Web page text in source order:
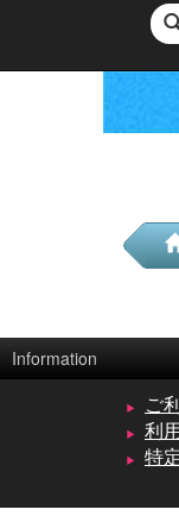
Information
ご
利
特